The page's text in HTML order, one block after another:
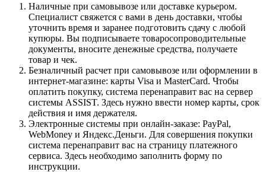
Наличные при самовывозе или доставке курьером.
Специалист свяжется с вами в день доставки, чтобы
уточнить время и заранее подготовить сдачу с любой
купюры. Вы подписываете товаросопроводительные
документы, вносите денежные средства, получаете
товар и чек.
Безналичный расчет при самовывозе или оформлении в
интернет-магазине: карты Visa и MasterCard. Чтобы
оплатить покупку, система перенаправит вас на сервер
системы ASSIST. Здесь нужно ввести номер карты, срок
действия и имя держателя.
Электронные системы при онлайн-заказе: PayPal,
WebMoney и Яндекс.Деньги. Для совершения покупки
система перенаправит вас на страницу платежного
сервиса. Здесь необходимо заполнить форму по
инструкции.